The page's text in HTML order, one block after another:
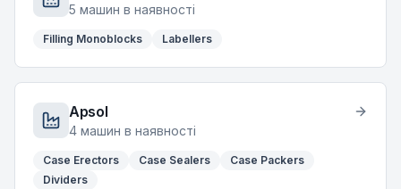
5 машин в наявності
Filling Monoblocks Labellers
Apsol
4 машин в наявності
Case Erectors Case Sealers
Case Packers
Dividers